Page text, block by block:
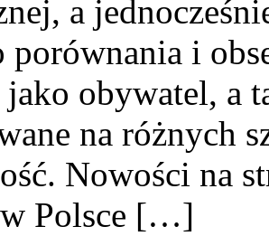
a
porównania i
jako obywatel, a
na różnych
Nowości na
Polsce […]